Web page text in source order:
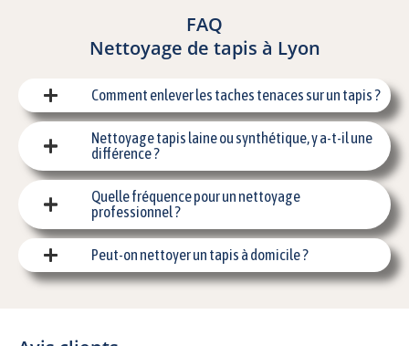
FAQ
Nettoyage de tapis à Lyon
Comment enlever les taches tenaces sur un tapis ?
Nettoyage tapis laine ou synthétique, y a-t-il une
différence ?
Quelle fréquence pour un nettoyage
professionnel ?
Peut-on nettoyer un tapis à domicile ?